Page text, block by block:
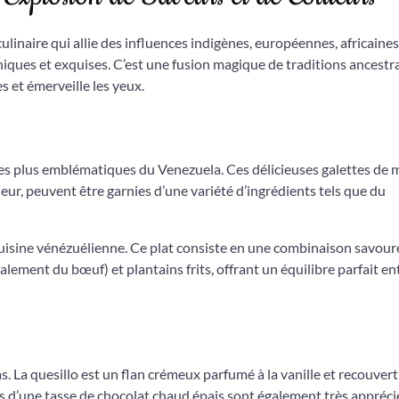
qui allie des influences indigènes, européennes,
et exquises. C’est une fusion magique de traditions
et émerveille les yeux.
plus emblématiques du Venezuela. Ces délicieuses galettes de
peuvent être garnies d’une variété d’ingrédients tels que du
vénézuélienne. Ce plat consiste en une combinaison
du bœuf) et plantains frits, offrant un équilibre parfait
La quesillo est un flan crémeux parfumé à la vanille et recouvert
tasse de chocolat chaud épais sont également très